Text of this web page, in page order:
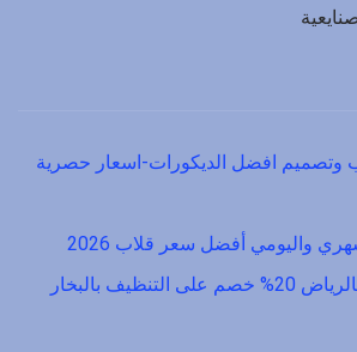
وتصميم افضل الديكورات-اسعار حصرية
واليومي أفضل سعر قلاب 2026
بالبخار